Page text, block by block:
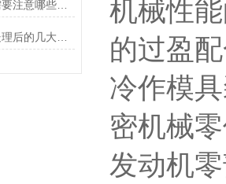
干细胞液氮容器使用时需要注意哪些事情嘛？
机械性
的过盈
冷作模
密机械
发动机